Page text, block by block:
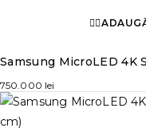
Samsung MicroLED 4K
750.000 lei